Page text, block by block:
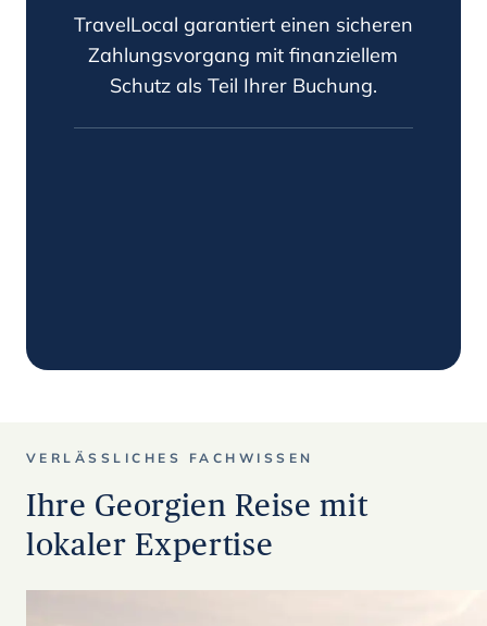
TravelLocal garantiert einen sicheren
Zahlungsvorgang mit finanziellem
Schutz als Teil Ihrer Buchung.
VERLÄSSLICHES FACHWISSEN
Ihre Georgien Reise mit
lokaler Expertise